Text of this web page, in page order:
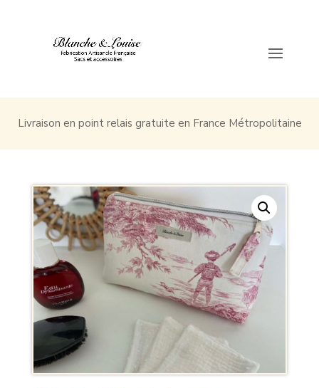
Livraison en point relais gratuite en France Métropolitaine